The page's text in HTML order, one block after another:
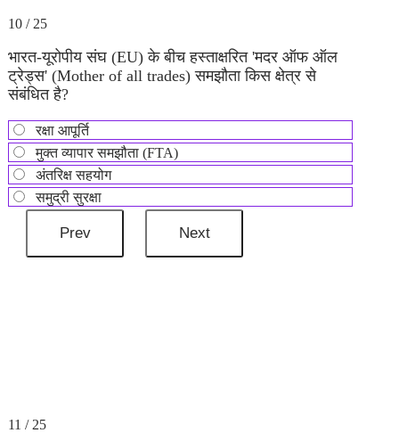
10 / 25
भारत-यूरोपीय संघ (EU) के बीच हस्ताक्षरित 'मदर ऑफ ऑल
ट्रेड्स' (Mother of all trades) समझौता किस क्षेत्र से
संबंधित है?
रक्षा आपूर्ति
मुक्त व्यापार समझौता (FTA)
अंतरिक्ष सहयोग
समुद्री सुरक्षा
11 / 25